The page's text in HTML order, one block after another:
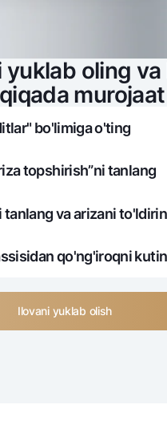
yuklab oling va
bo'limiga o'ting
topshirish”ni tanlang
tanlang va arizani
qo'ng'iroqni
Ilovani yuklab olish